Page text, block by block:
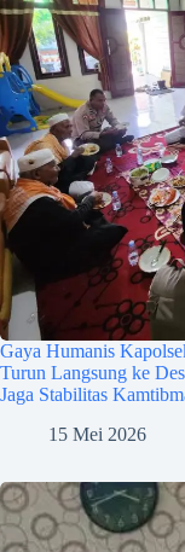
Gaya Humanis
Turun Langsung ke
Jaga Stabilitas
15 Mei 2026